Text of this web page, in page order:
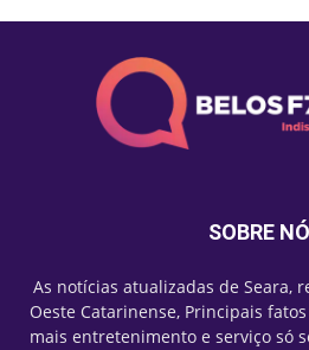
SOBRE
As notícias atualizadas de Seara,
Oeste Catarinense, Principais
mais entretenimento e serviço só